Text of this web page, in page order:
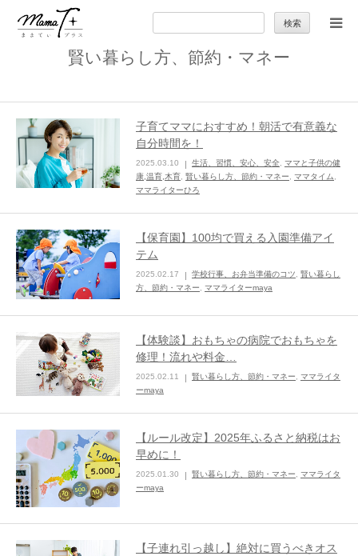
索:
賢い暮らし方、節約・マネー
子育てママにおすすめ！朝活で有意義な
自分時間を！
2025.03.10 生活、習慣、安心、安全 ママと子供の健
康,温育,木育 賢い暮らし方、節約・マネー ママタイム
ママライターひろ
【保育園】100均で買える入園準備アイ
テム
2025.02.17 学校行事、お弁当準備のコツ
賢い暮らし
方、節約・マネー
ママライターmaya
【体験談】おもちゃの病院でおもちゃを
修理！流れや料金…
2025.02.11 賢い暮らし方、節約・マネー
ママライタ
ーmaya
【ルール改定】2025年ふるさと納税はお
早めに！
2025.01.30 賢い暮らし方、節約・マネー
ママライタ
ーmaya
【子連れ引っ越し】絶対に買うべきオス
トップ
セカンドキャリア
子育て
季節の行事やお出かけ
特集
ままてぃ編集部